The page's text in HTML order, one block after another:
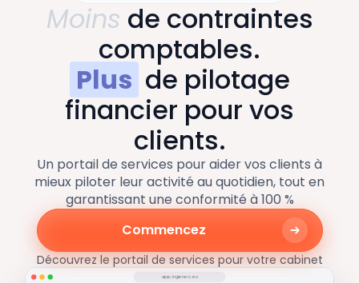
Moins de contraintes
comptables.
Plus de pilotage
financier pour vos
clients.
Un portail de services pour aider vos clients à
mieux piloter leur activité au quotidien, tout en
garantissant une conformité à 100 %
Commencez
Découvrez le portail de services pour votre cabinet
app.ingeneo.eu